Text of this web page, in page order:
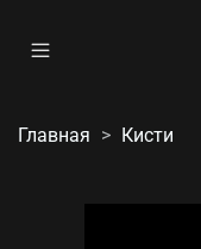
Главная Кисти